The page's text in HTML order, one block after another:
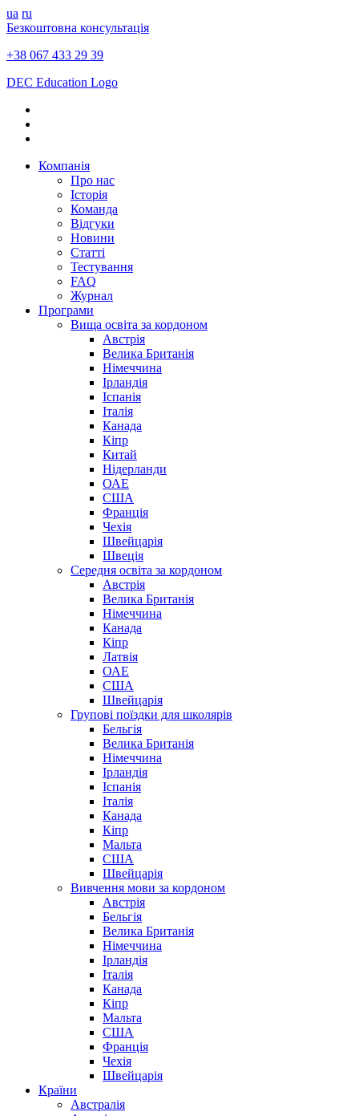
ua ru
Безкоштовна консультація
+38 067 433 29 39
DEC Education Logo
Компанія
Про нас
Історія
Команда
Відгуки
Новини
Статті
Тестування
FAQ
Журнал
Програми
Вища освіта за кордоном
Австрія
Велика Британія
Німеччина
Ірландія
Іспанія
Італія
Канада
Кіпр
Китай
Нідерланди
ОАЕ
США
Франція
Чехія
Швейцарія
Швеція
Середня освіта за кордоном
Австрія
Велика Британія
Німеччина
Канада
Кіпр
Латвія
ОАЕ
США
Швейцарія
Групові поїздки для школярів
Бельгія
Велика Британія
Німеччина
Ірландія
Іспанія
Італія
Канада
Кіпр
Мальта
США
Швейцарія
Вивчення мови за кордоном
Австрія
Бельгія
Велика Британія
Німеччина
Ірландія
Італія
Канада
Кіпр
Мальта
США
Франція
Чехія
Швейцарія
Країни
Австралія